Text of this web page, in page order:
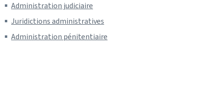
Administration judiciaire
Juridictions administratives
Administration pénitentiaire